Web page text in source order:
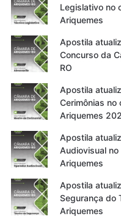
Legislativo no
Ariquemes
Apostila
Concurso da
RO
Apostila
Cerimônias no
Ariquemes
Apostila
Audiovisual
Ariquemes
Apostila
Segurança do
Ariquemes